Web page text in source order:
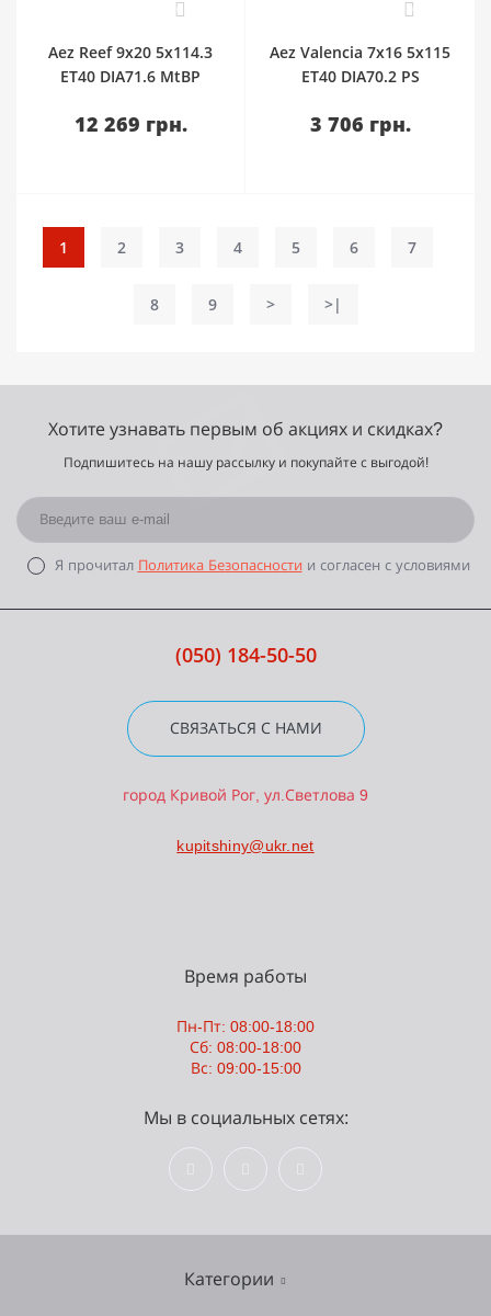
Aez Reef 9x20 5x114.3
ET40 DIA71.6 MtBP
12 269 грн.
Aez Valencia 7x16 5x115
ET40 DIA70.2 PS
3 706 грн.
1 2 3 4 5 6 7
8 9 > >|
Хотите узнавать первым об акциях и скидках?
Подпишитесь на нашу рассылку и покупайте с выгодой!
Я прочитал Политика Безопасности и согласен с условиями
(050) 184-50-50
СВЯЗАТЬСЯ С НАМИ
город Кривой Рог, ул.Светлова 9
kupitshiny@ukr.net
Категории
Время работы
Пн-Пт: 08:00-18:00
Сб: 08:00-18:00
Вс: 09:00-15:00
Мы в социальных сетях: